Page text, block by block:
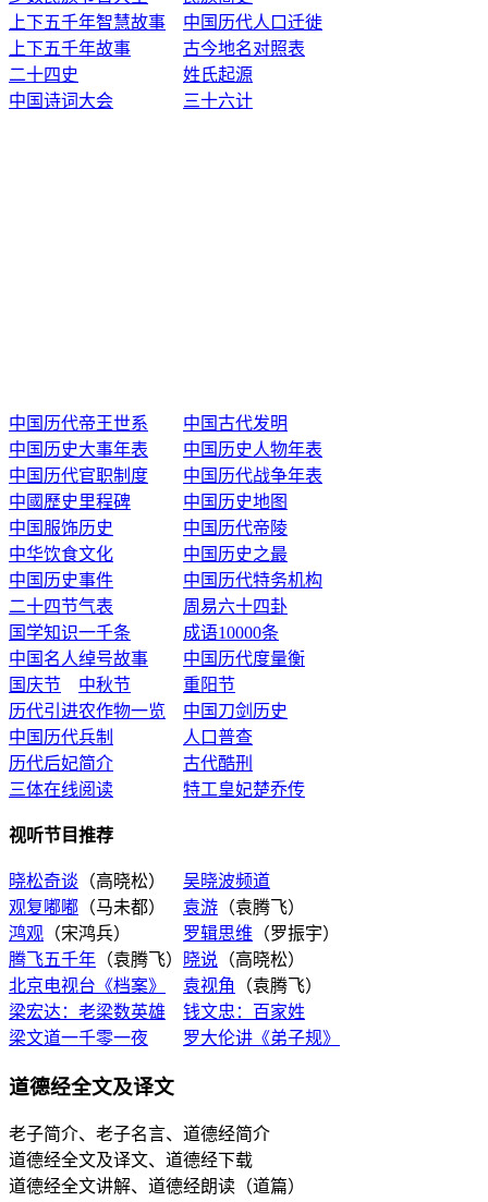
上下五千年智慧故事
中国历代人口迁徙
上下五千年故事
古今地名对照表
二十四史
姓氏起源
中国诗词大会
三十六计
中国历代帝王世系
中国古代发明
中国历史大事年表
中国历史人物年表
中国历代官职制度
中国历代战争年表
中國歷史里程碑
中国历史地图
中国服饰历史
中国历代帝陵
中华饮食文化
中国历史之最
中国历史事件
中国历代特务机构
二十四节气表
周易六十四卦
国学知识一千条
成语10000条
中国名人绰号故事
中国历代度量衡
国庆节
中秋节
重阳节
历代引进农作物一览
中国刀剑历史
中国历代兵制
人口普查
历代后妃简介
古代酷刑
三体在线阅读
特工皇妃楚乔传
视听节目推荐
晓松奇谈 （高晓松） 吴晓波频道
观复嘟嘟 （马未都） 袁游 （袁腾飞）
鸿观 （宋鸿兵） 罗辑思维 （罗振宇）
腾飞五千年 （袁腾飞） 晓说 （高晓松）
北京电视台《档案》
袁视角
（袁腾飞）
梁宏达：老梁数英雄
钱文忠：百家姓
梁文道一千零一夜
罗大伦讲《弟子规》
道德经全文及译文
老子简介、老子名言、道德经简介
道德经全文及译文、道德经下载
道德经全文讲解、道德经朗读（道篇）